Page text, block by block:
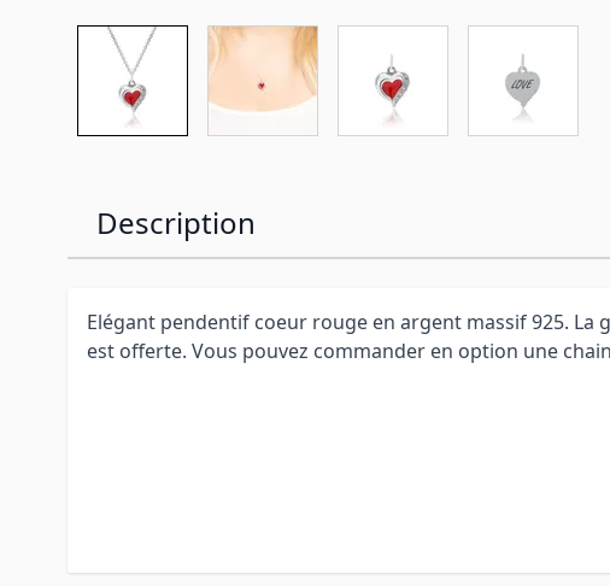
Description
Elégant pendentif coeur rouge en argent massif 925. La
est offerte. Vous pouvez commander en option une